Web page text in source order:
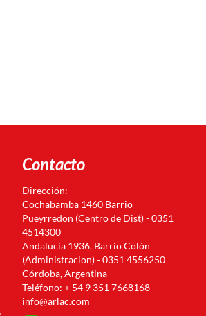
Contacto
Dirección:
Cochabamba 1460 Barrio
Pueyrredon (Centro de Dist) - 0351
4514300
Andalucía 1936, Barrio Colón
(Administracion) - 0351 4556250
Córdoba, Argentina
Teléfono: + 54 9 351 7668168
info@arlac.com